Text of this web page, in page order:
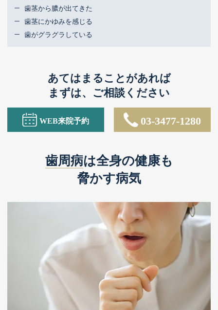
予約の変更・キャンセルはお電話で
Tel.03-3477-1280
診療時間 平日 9:30～13:00 14:00～18:30
歯茎から膿が出てきた
歯茎にかゆみを感じる
歯がグラグラしている
あてはまることがあれば
まずは、ご相談ください
WEB来院予約 03-3477-1280
歯周病は全身の健康も
脅かす病気